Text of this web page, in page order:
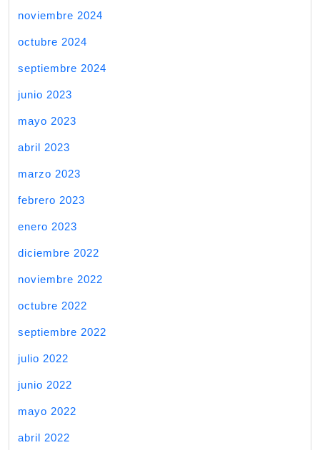
noviembre 2024
octubre 2024
septiembre 2024
junio 2023
mayo 2023
abril 2023
marzo 2023
febrero 2023
enero 2023
diciembre 2022
noviembre 2022
octubre 2022
septiembre 2022
julio 2022
junio 2022
mayo 2022
abril 2022